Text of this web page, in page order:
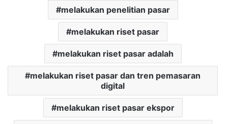
melakukan penelitian pasar
melakukan riset pasar
melakukan riset pasar adalah
melakukan riset pasar dan tren pemasaran
digital
melakukan riset pasar ekspor